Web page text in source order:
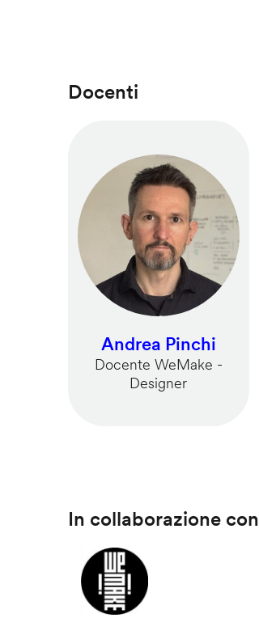
Docenti
Andrea Pinchi
Docente WeMake -
Designer
In collaborazione con